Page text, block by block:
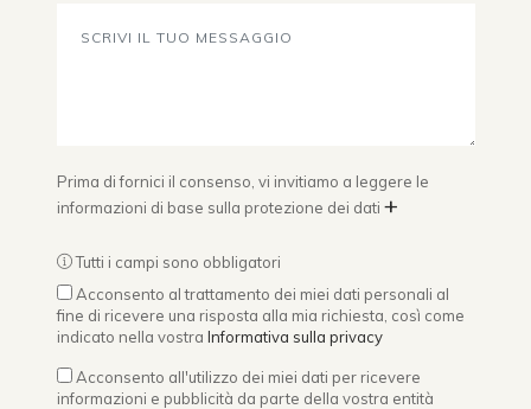
Prima di fornici il consenso, vi invitiamo a leggere le
informazioni di base sulla protezione dei dati +
Tutti i campi sono obbligatori
Acconsento al trattamento dei miei dati personali al
fine di ricevere una risposta alla mia richiesta, così come
indicato nella vostra Informativa sulla privacy
Acconsento all'utilizzo dei miei dati per ricevere
informazioni e pubblicità da parte della vostra entità